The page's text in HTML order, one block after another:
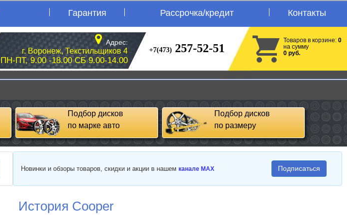
Гарантия Рассрочка/кредит Контакты
Адрес:
г. Воронеж, Текстильщиков 4
ПН-ПТ, 9.00 -18.00 СБ 9.00-14.00
+7(473) 257-52-51
Товаров в корзине: 0
на сумму
0 руб.
Подбор дисков
по марке авто
Подбор дисков
по размеру
Новинки и обзоры товаров, скидки и акции в нашем канале MAX Подписаться
История Cooper